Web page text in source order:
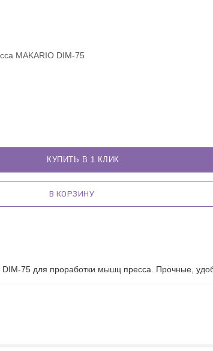
КУПИТЬ В 1 КЛИК
В КОРЗИНУ
75 для проработки мышц пресса. Прочные,